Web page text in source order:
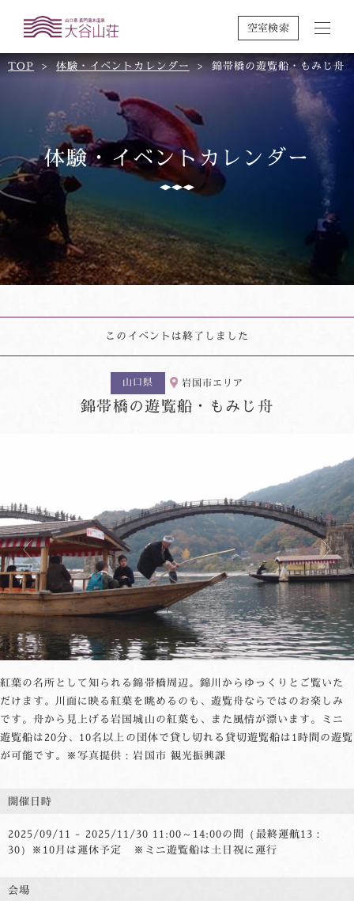
空室検索
TOP 体験・イベントカレンダー 錦帯橋の遊覧船・もみじ舟
体験・イベントカレンダー
このイベントは終了しました
山口県 岩国市エリア
錦帯橋の遊覧船・もみじ舟
紅葉の名所として知られる錦帯橋周辺。錦川からゆっくりとご覧いた
だけます。川面に映る紅葉を眺めるのも、遊覧舟ならではのお楽しみ
です。舟から見上げる岩国城山の紅葉も、また風情が漂います。ミニ
遊覧船は20分、10名以上の団体で貸し切れる貸切遊覧船は1時間の遊覧
が可能です。※写真提供：岩国市 観光振興課
開催日時
2025/09/11 - 2025/11/30 11:00～14:00の間（最終運航13：
30）※10月は運休予定 ※ミニ遊覧船は土日祝に運行
会場